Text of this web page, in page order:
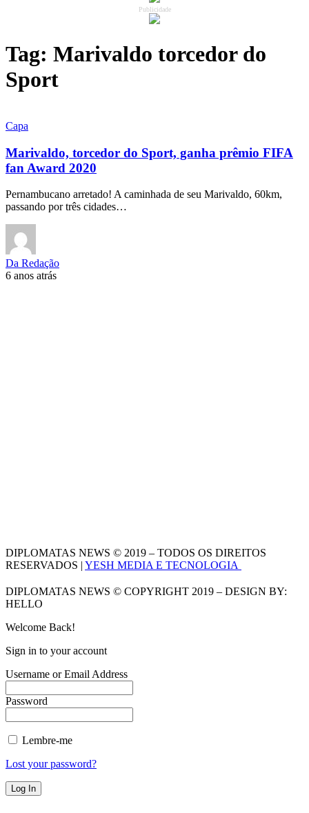
Publicidade
Tag: Marivaldo torcedor do
Sport
Capa
Marivaldo, torcedor do Sport, ganha prêmio FIFA
fan Award 2020
Pernambucano arretado! A caminhada de seu Marivaldo, 60km,
passando por três cidades…
Da Redação
6 anos atrás
DIPLOMATAS NEWS © 2019 – TODOS OS DIREITOS
RESERVADOS | YESH MEDIA E TECNOLOGIA
DIPLOMATAS NEWS © COPYRIGHT 2019 – DESIGN BY:
HELLO
Welcome Back!
Sign in to your account
Username or Email Address
Password
Lembre-me
Lost your password?